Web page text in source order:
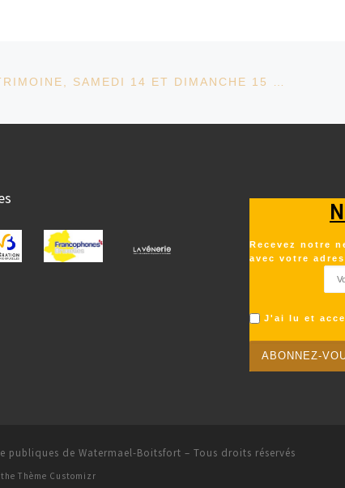
articles
Recevez notre
avec votre
J'ai lu et
publiques de Watermael-Boitsfort – Tous droits réservés
Thème Customizr